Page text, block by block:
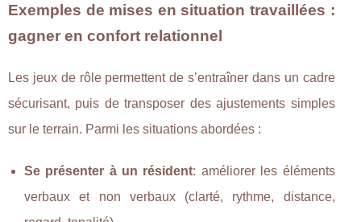
Exemples de mises en situation travaillées :
gagner en confort relationnel
Les jeux de rôle permettent de s’entraîner dans un cadre
sécurisant, puis de transposer des ajustements simples
sur le terrain. Parmi les situations abordées :
Se présenter à un résident: améliorer les éléments
verbaux et non verbaux (clarté, rythme, distance,